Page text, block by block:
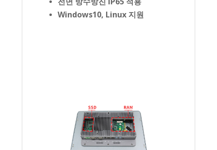
Windows10, Linux 지원